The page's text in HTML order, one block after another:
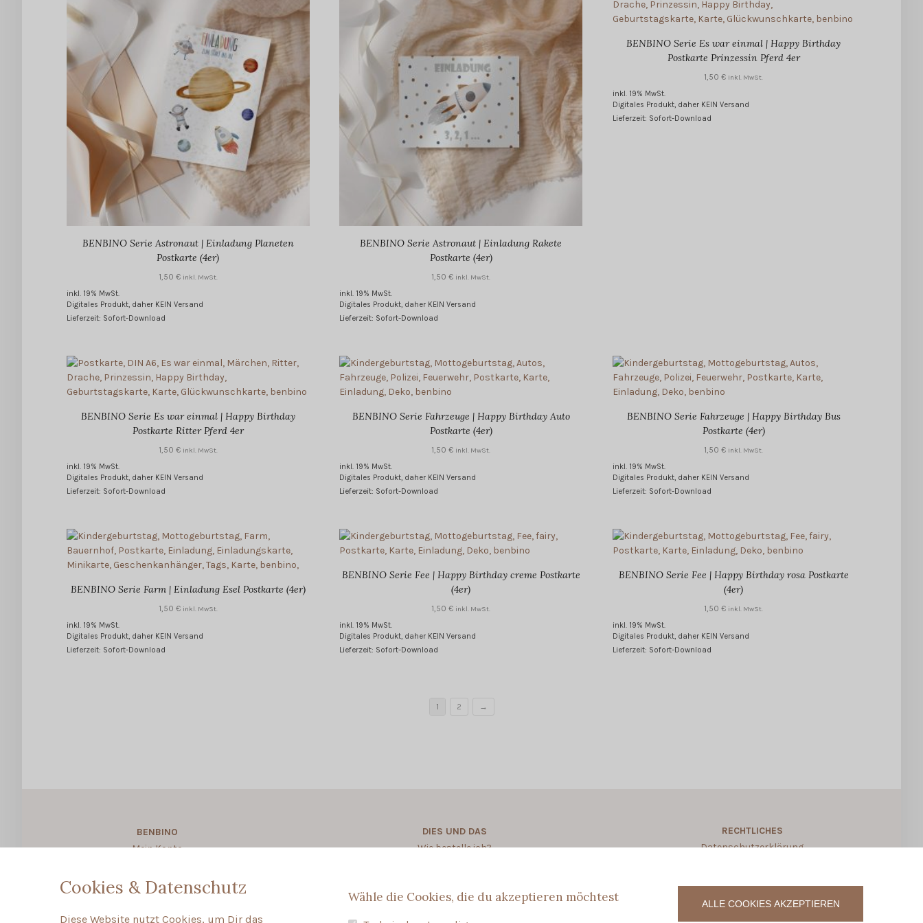
BENBINO Serie Astronaut | Einladung Planeten
Postkarte (4er)
1,50 € inkl. MwSt.
inkl. 19% MwSt.
Digitales Produkt, daher KEIN Versand
Lieferzeit: Sofort-Download
BENBINO Serie Astronaut | Einladung Rakete
Postkarte (4er)
1,50€ inkl. MwSt.
inkl. 19% MwSt.
Digitales Produkt, daher KEIN Versand
Lieferzeit: Sofort-Download
BENBINO Serie Es war einmal | Happy Birthday
Postkarte Prinzessin Pferd 4er
1,50€ inkl. MwSt.
inkl. 19% MwSt.
Digitales Produkt, daher KEIN Versand
Lieferzeit: Sofort-Download
BENBINO Serie Es war einmal | Happy Birthday
Postkarte Ritter Pferd 4er
1,50 € inkl. MwSt.
inkl. 19% MwSt.
Digitales Produkt, daher KEIN Versand
Lieferzeit: Sofort-Download
BENBINO Serie Fahrzeuge | Happy Birthday Auto
Postkarte (4er)
1,50€ inkl. MwSt.
inkl. 19% MwSt.
Digitales Produkt, daher KEIN Versand
Lieferzeit: Sofort-Download
BENBINO Serie Fahrzeuge | Happy Birthday Bus
Postkarte (4er)
1,50€ inkl. MwSt.
inkl. 19% MwSt.
Digitales Produkt, daher KEIN Versand
Lieferzeit: Sofort-Download
BENBINO Serie Farm | Einladung Esel Postkarte (4er)
1,50 € inkl. MwSt.
inkl. 19% MwSt.
Digitales Produkt, daher KEIN Versand
Lieferzeit: Sofort-Download
BENBINO Serie Fee | Happy Birthday creme Postkarte
(4er)
1,50€ inkl. MwSt.
inkl. 19% MwSt.
Digitales Produkt, daher KEIN Versand
Lieferzeit: Sofort-Download
BENBINO Serie Fee | Happy Birthday rosa Postkarte
(4er)
1,50€ inkl. MwSt.
inkl. 19% MwSt.
Digitales Produkt, daher KEIN Versand
Lieferzeit: Sofort-Download
1 2 →
BENBINO
Mein Konto
DIES UND DAS
Wie bestelle ich?
RECHTLICHES
Datenschutzerklärung
Vertrag widerrufen
Cookies & Datenschutz
Diese Website nutzt Cookies, um Dir das
Wähle die Cookies, die du akzeptieren möchtest ALLE COOKIES AKZEPTIEREN